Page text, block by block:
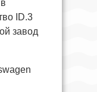
ID.3
завод